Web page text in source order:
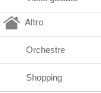
Altro
Orchestre
Shopping